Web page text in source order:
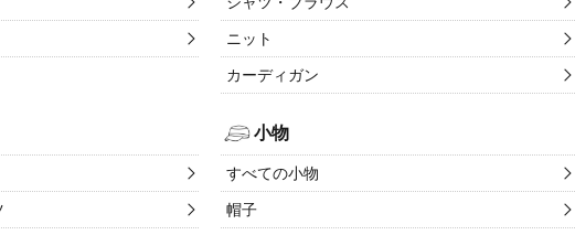
ニット
カーディガン
小物
すべての小物
帽子